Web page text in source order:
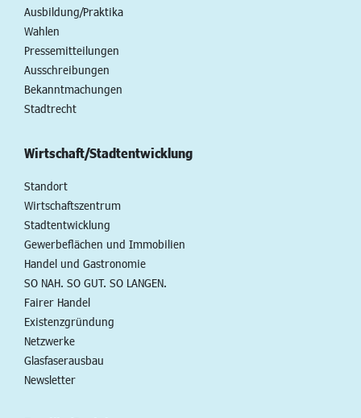
Ausbildung/Praktika
Wahlen
Pressemitteilungen
Ausschreibungen
Bekanntmachungen
Stadtrecht
Wirtschaft/Stadtentwicklung
Standort
Wirtschaftszentrum
Stadtentwicklung
Gewerbeflächen und Immobilien
Handel und Gastronomie
SO NAH. SO GUT. SO LANGEN.
Fairer Handel
Existenzgründung
Netzwerke
Glasfaserausbau
Newsletter